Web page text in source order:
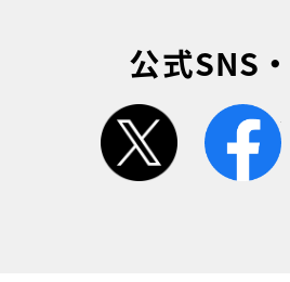
公式SNS
twitter